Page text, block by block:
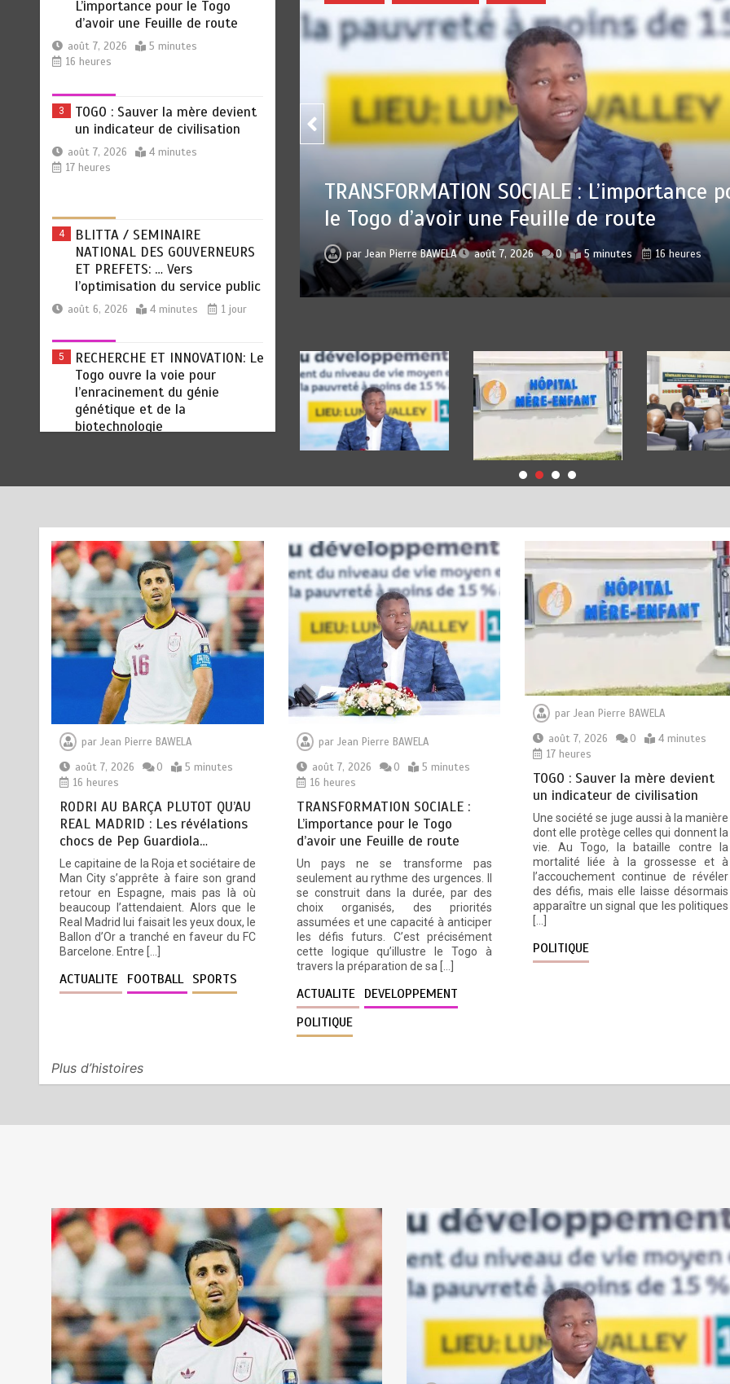
L’importance pour le Togo
d’avoir une Feuille de route
août 7, 2026
5 minutes
16 heures
3
TOGO : Sauver la mère devient
un indicateur de civilisation
août 7, 2026
4 minutes
17 heures
4
BLITTA / SEMINAIRE
NATIONAL DES GOUVERNEURS
ET PREFETS: … Vers
l’optimisation du service public
août 6, 2026 4 minutes 1 jour
5
RECHERCHE ET INNOVATION: Le
Togo ouvre la voie pour
l’enracinement du génie
génétique et de la
biotechnologie
août 6, 2026 4 minutes 2 jours
1
RODRI AU BARÇA PLUTOT
QU’AU REAL MADRID : Les
révélations chocs de Pep
Guardiola…
août 7, 2026
5 minutes
16 heures
2
TRANSFORMATION SOCIALE :
L’importance pour le Togo
d’avoir une Feuille de route
août 7, 2026
16 heures
3
TOGO : Sauver la mère devient
un indicateur de civilisation
août 7, 2026
4 minutes
17 heures
BLITTA / SEMINAIRE
NATIONAL DES GOUVERNEURS
l’enracinement du génie
Feuille de route
5 minutes 16 heures
TOGO : Sauver la mère devient un
civilisation
parJean Pierre BAWELA août 7, 2026 0 4 minutes 17 heures
parJean Pierre BAWELA
août 7, 2026
0
5 minutes
16 heures
RODRI AU BARÇA PLUTOT QU’AU
REAL MADRID : Les révélations
chocs de Pep Guardiola…
Le capitaine de la Roja et sociétaire de
Man City s’apprête à faire son grand
retour en Espagne, mais pas là où
beaucoup l’attendaient. Alors que le
Real Madrid lui faisait les yeux doux, le
Ballon d’Or a tranché en faveur du FC
Barcelone. Entre […]
ACTUALITE FOOTBALL SPORTS
par Jean Pierre BAWELA
août 7, 2026
0
5 minutes
16 heures
TRANSFORMATION SOCIALE :
L’importance pour le Togo
d’avoir une Feuille de route
Un pays ne se transforme pas
seulement au rythme des urgences. Il
se construit dans la durée, par des
choix organisés, des priorités
assumées et une capacité à anticiper
les défis futurs. C’est précisément
cette logique qu’illustre le Togo à
travers la préparation de sa […]
ACTUALITE DEVELOPPEMENT
POLITIQUE
par Jean Pierre BAWELA
août 7, 2026
0
4 minutes
17 heures
TOGO : Sauver la mère devient
un indicateur de civilisation
Une société se juge aussi à la manière
dont elle protège celles qui donnent la
vie. Au Togo, la bataille contre la
mortalité liée à la grossesse et à
l’accouchement continue de révéler
des défis, mais elle laisse désormais
apparaître un signal que les politiques
POLITIQUE
Plus d’histoires